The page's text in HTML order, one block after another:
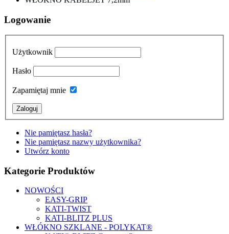
Logowanie
Użytkownik
Hasło
Zapamiętaj mnie
Nie pamiętasz hasła?
Nie pamiętasz nazwy użytkownika?
Utwórz konto
Kategorie Produktów
NOWOŚCI
EASY-GRIP
KATI-TWIST
KATI-BLITZ PLUS
WŁÓKNO SZKLANE - POLYKAT®